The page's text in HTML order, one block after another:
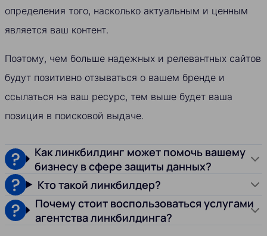
определения того, насколько актуальным и ценным
является ваш контент.
Поэтому, чем больше надежных и релевантных сайтов
будут позитивно отзываться о вашем бренде и
ссылаться на ваш ресурс, тем выше будет ваша
позиция в поисковой выдаче.
Как линкбилдинг может помочь вашему
бизнесу в сфере защиты данных?
Кто такой линкбилдер?
Почему стоит воспользоваться услугами
агентства линкбилдинга?